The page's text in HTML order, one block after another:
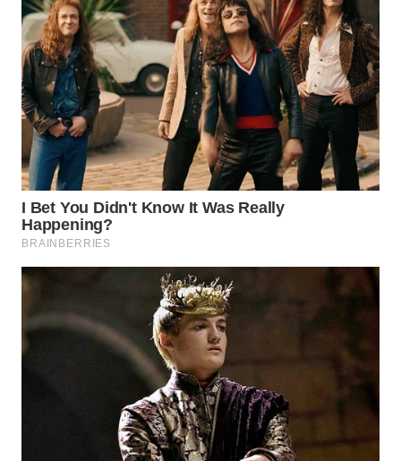
LESUNG
WN
KARO
WN
SIMALUNGUN
WN
LABUHANBATU
WN